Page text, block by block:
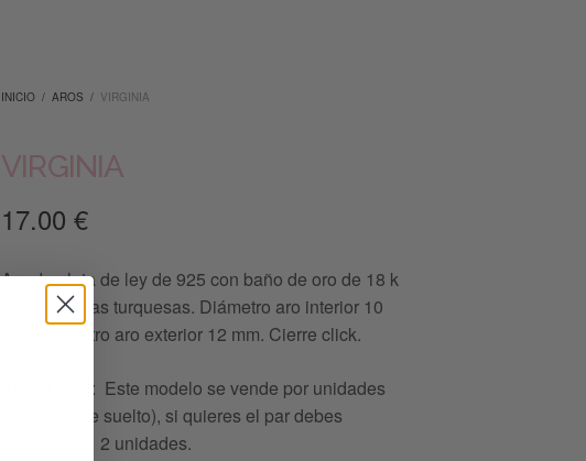
INICIO / AROS / VIRGINIA
VIRGINIA
17.00€
Aro de plata de ley de 925 con baño de oro de 18 k
con circonitas turquesas. Diámetro aro interior 10
mm. Diámetro aro exterior 12 mm. Cierre click.
ATENCIÓN: Este modelo se vende por unidades
(1 pendiente suelto), si quieres el par debes
seleccionar 2 unidades.